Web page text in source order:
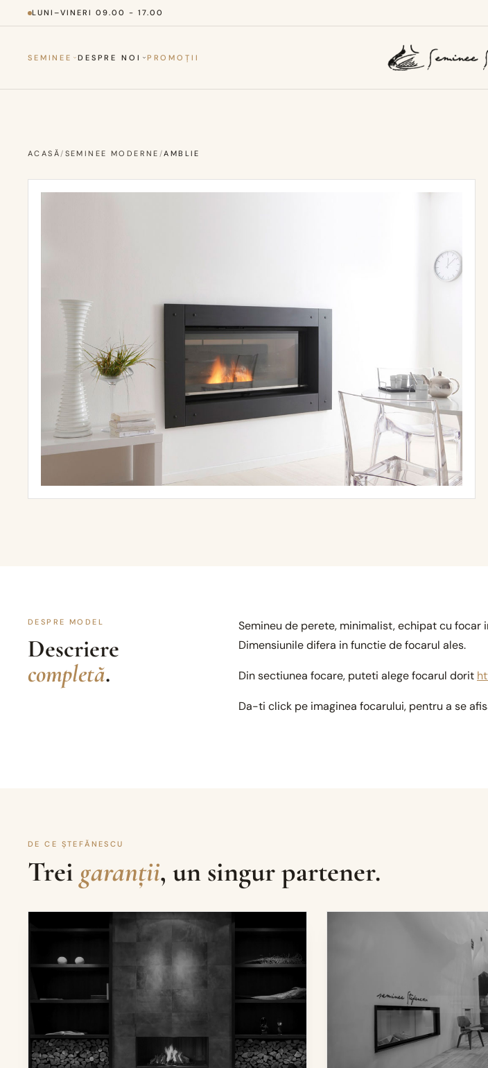
LUNI–VINERI 09.00 - 17.00
SEMINEE DESPRE NOI PROMOȚII
ACASĂ/ SEMINEE MODERNE /AMBLIE
DESPRE MODEL
Descriere
completă.
Semineu de perete, minimalist, echipat cu focar
Dimensiunile difera in functie de focarul ales.
Din sectiunea focare, puteti alege focarul dorit
Da-ti click pe imaginea focarului, pentru a se
DE CE ȘTEFĂNESCU
Trei garanții, un singur partener.